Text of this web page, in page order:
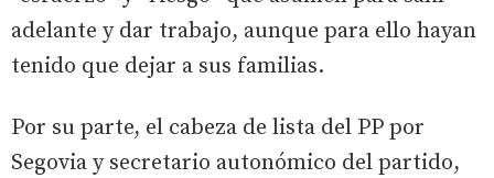
adelante y dar trabajo, aunque para ello hayan
tenido que dejar a sus familias.
Por su parte, el cabeza de lista del PP por
Segovia y secretario autonómico del partido,